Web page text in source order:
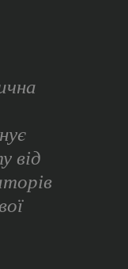
від